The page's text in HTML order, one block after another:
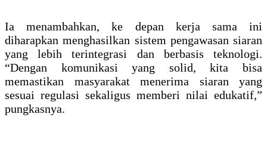
Ia menambahkan, ke depan kerja sama ini
diharapkan menghasilkan sistem pengawasan siaran
yang lebih terintegrasi dan berbasis teknologi.
“Dengan komunikasi yang solid, kita bisa
memastikan masyarakat menerima siaran yang
sesuai regulasi sekaligus memberi nilai edukatif,”
pungkasnya.